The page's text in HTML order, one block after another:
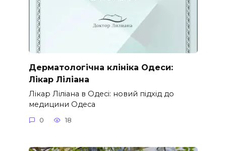
Дерматологічна клініка Одеси:
Лікар Ліліана
Лікар Ліліана в Одесі: новий підхід до
медицини Одеса
0 18